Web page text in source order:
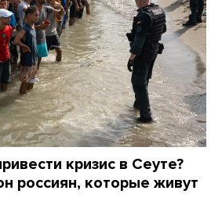
кризис в Сеуте?
россиян, которые живут